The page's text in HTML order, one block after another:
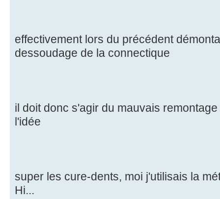
effectivement lors du précédent
dessoudage de la connectique
il doit donc s'agir du mauvais
l'idée
super les cure-dents, moi j'utilisais la
Hi...